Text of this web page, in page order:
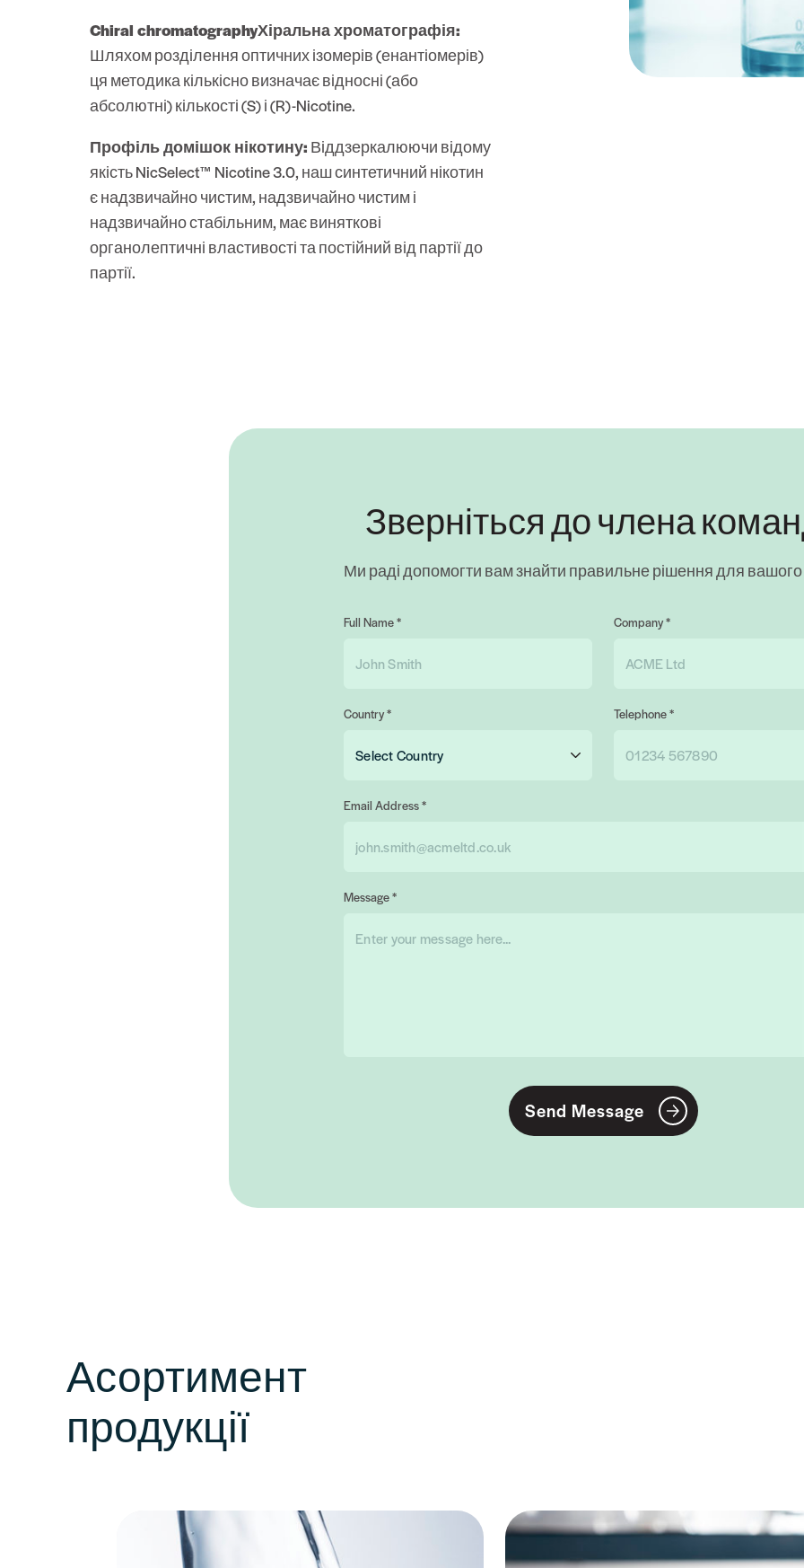
Chiral chromatographyХіральна хроматографія:
Шляхом розділення оптичних ізомерів (енантіомерів)
ця методика кількісно визначає відносні (або
абсолютні) кількості (S) і (R)-Nicotine.
Профіль домішок нікотину: Віддзеркалюючи відому
якість NicSelect™ Nicotine 3.0, наш синтетичний нікотин
є надзвичайно чистим, надзвичайно чистим і
надзвичайно стабільним, має виняткові
органолептичні властивості та постійний від партії до
партії.
Зверніться до члена
Ми раді допомогти вам знайти правильне рішення для вашого
Full Name * Company *
Country * Telephone *
Email Address *
Message *
Send Message
Асортимент
продукції